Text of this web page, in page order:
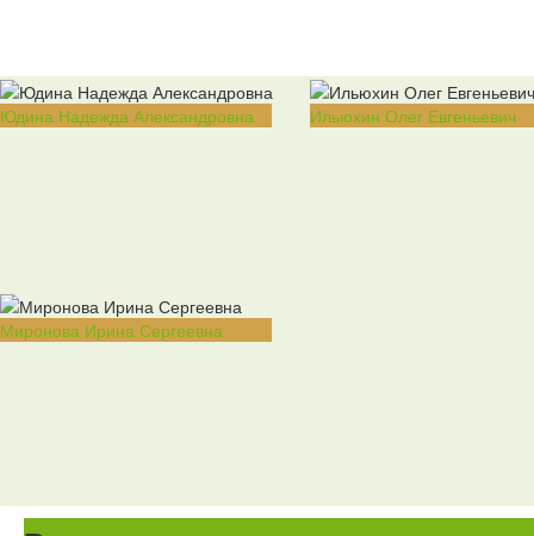
Юдина Надежда Александровна Ильюхин Олег Евгеньевич
Миронова Ирина Сергеевна